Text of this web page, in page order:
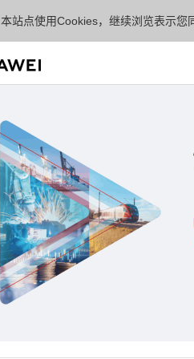
本站点使用Cookies，继续浏览表示您